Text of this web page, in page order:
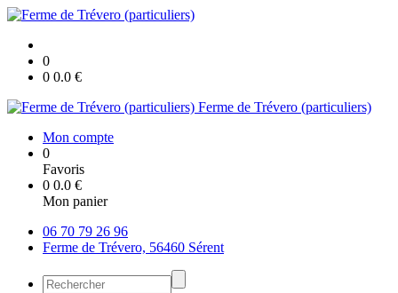
0
0 0.0 €
Ferme de Trévero (particuliers)
Mon compte
0
Favoris
0 0.0 €
Mon panier
06 70 79 26 96
Ferme de Trévero, 56460 Sérent